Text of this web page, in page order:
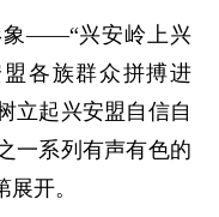
——“兴安岭上兴
各族群众拼搏进
立起兴安盟自信自
一系列有声有色的
开。